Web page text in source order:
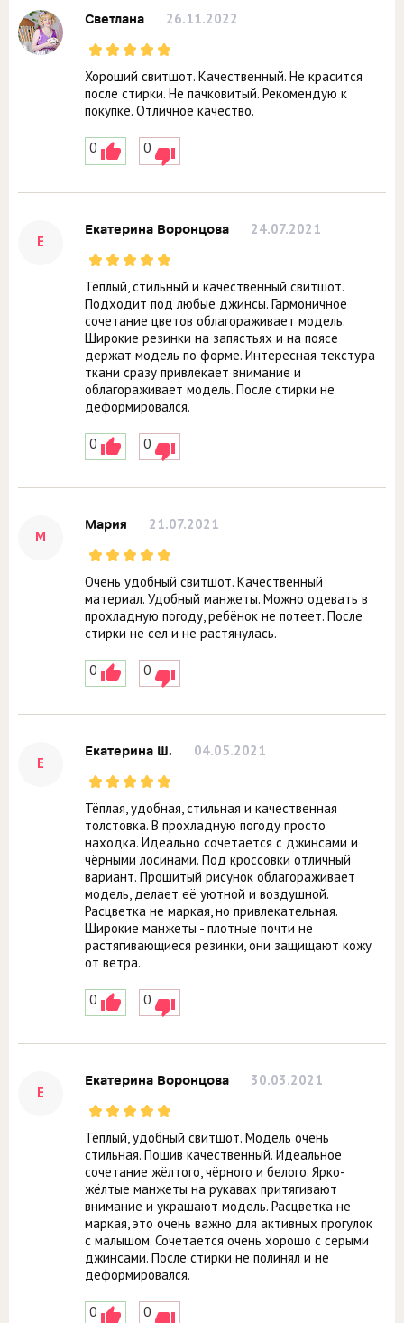
Светлана 26.11.2022
Хороший свитшот. Качественный. Не красится
после стирки. Не пачковитый. Рекомендую к
покупке. Отличное качество.
0 0
Е
Екатерина Воронцова 24.07.2021
Тёплый, стильный и качественный свитшот.
Подходит под любые джинсы. Гармоничное
сочетание цветов облагораживает модель.
Широкие резинки на запястьях и на поясе
держат модель по форме. Интересная текстура
ткани сразу привлекает внимание и
облагораживает модель. После стирки не
деформировался.
0 0
М
Мария 21.07.2021
Очень удобный свитшот. Качественный
материал. Удобный манжеты. Можно одевать в
прохладную погоду, ребёнок не потеет. После
стирки не сел и не растянулась.
0 0
Е
Екатерина Ш. 04.05.2021
Тёплая, удобная, стильная и качественная
толстовка. В прохладную погоду просто
находка. Идеально сочетается с джинсами и
чёрными лосинами. Под кроссовки отличный
вариант. Прошитый рисунок облагораживает
модель, делает её уютной и воздушной.
Расцветка не маркая, но привлекательная.
Широкие манжеты - плотные почти не
растягивающиеся резинки, они защищают кожу
от ветра.
0 0
Е
Екатерина Воронцова 30.03.2021
Тёплый, удобный свитшот. Модель очень
стильная. Пошив качественный. Идеальное
сочетание жёлтого, чёрного и белого. Ярко-
жёлтые манжеты на рукавах притягивают
внимание и украшают модель. Расцветка не
маркая, это очень важно для активных прогулок
с малышом. Сочетается очень хорошо с серыми
джинсами. После стирки не полинял и не
деформировался.
0 0